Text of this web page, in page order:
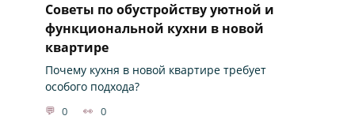
Советы по обустройству уютной и
функциональной кухни в новой
квартире
Почему кухня в новой квартире требует
особого подхода?
0 0